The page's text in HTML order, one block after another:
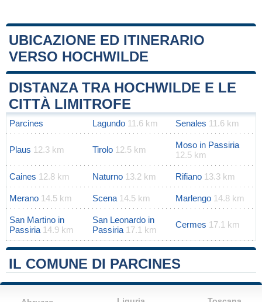
UBICAZIONE ED ITINERARIO
VERSO HOCHWILDE
+
−
Leaflet |Map data ©
DISTANZA TRA HOCHWILDE E LE
CITTÀ LIMITROFE
Parcines Lagundo 11.6 km Senales 11.6 km
Plaus 12.3 km Tirolo 12.5 km
Moso in Passiria
12.5 km
Caines 12.8 km Naturno 13.2 km Rifiano 13.3 km
Merano 14.5 km Scena 14.5 km Marlengo 14.8 km
San Martino in
Passiria 14.9 km
San Leonardo in
Passiria 17.1 km
Cermes 17.1 km
IL COMUNE DI PARCINES